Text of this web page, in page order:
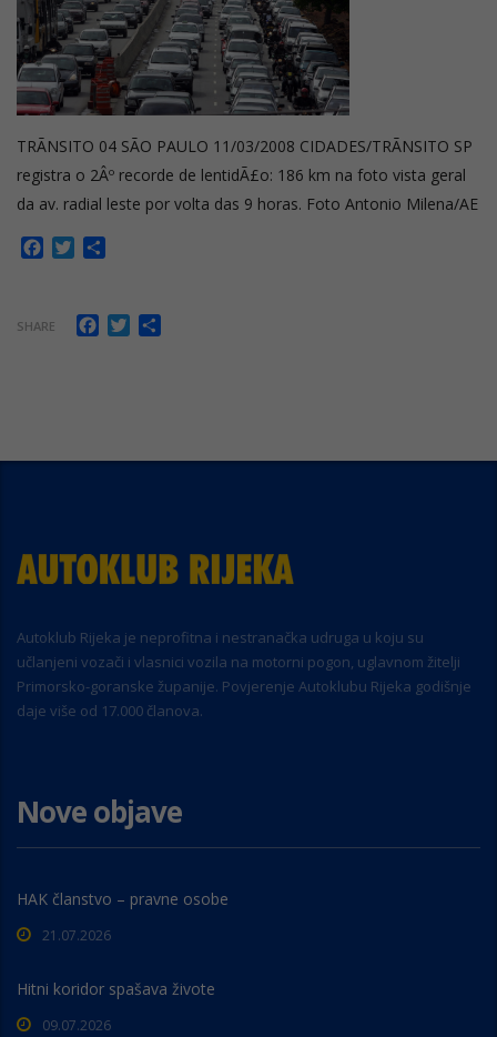
TRÃNSITO 04 SÃO PAULO 11/03/2008 CIDADES/TRÃNSITO SP
registra o 2Âº recorde de lentidÃ£o: 186 km na foto vista geral
da av. radial leste por volta das 9 horas. Foto Antonio Milena/AE
Facebook
Twitter
SHARE Facebook
Twitter
Autoklub Rijeka je neprofitna i nestranačka udruga u koju su
učlanjeni vozači i vlasnici vozila na motorni pogon, uglavnom žitelji
Primorsko-goranske županije. Povjerenje Autoklubu Rijeka godišnje
daje više od 17.000 članova.
Nove objave
HAK članstvo – pravne osobe
21.07.2026
Hitni koridor spašava živote
09.07.2026